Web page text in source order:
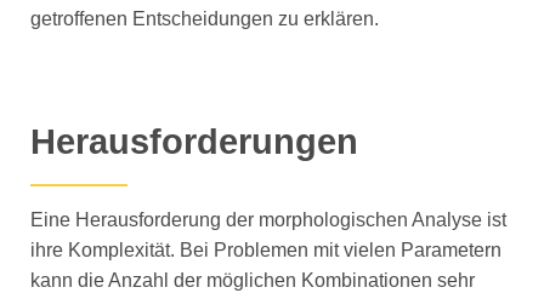
getroffenen Entscheidungen zu erklären.
Herausforderungen
Eine Herausforderung der morphologischen Analyse ist
ihre Komplexität. Bei Problemen mit vielen Parametern
kann die Anzahl der möglichen Kombinationen sehr